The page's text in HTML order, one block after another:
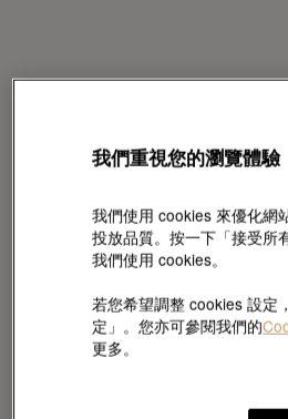
我們重視您的瀏覽體驗
我們使用 cookies 來優化網
投放品質。按一下「接受所
我們使用 cookies。
若您希望調整 cookies 設定
定」。您亦可參閱我們的
更多。